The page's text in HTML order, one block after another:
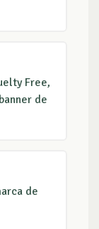
Free,
de
de